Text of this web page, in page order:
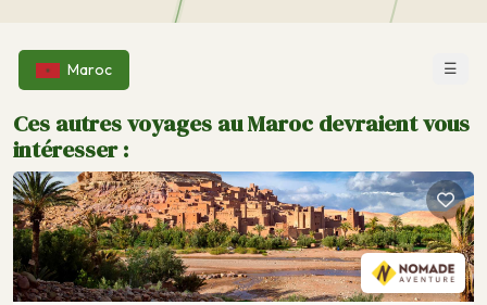
Maroc ☰
Ces autres voyages au Maroc devraient vous
intéresser :